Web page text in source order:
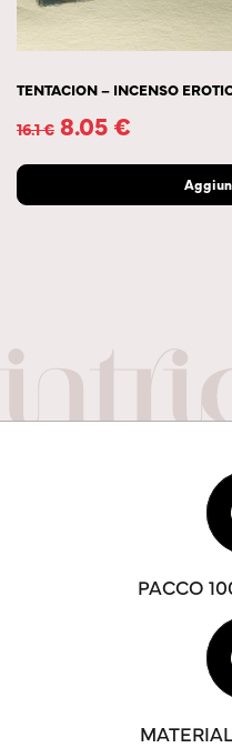
TENTACION – INCENSO
16.1€ 8.05€
PACCO